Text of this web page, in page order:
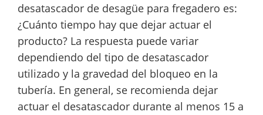
desatascador de desagüe para fregadero es:
¿Cuánto tiempo hay que dejar actuar el
producto? La respuesta puede variar
dependiendo del tipo de desatascador
utilizado y la gravedad del bloqueo en la
tubería. En general, se recomienda dejar
actuar el desatascador durante al menos 15 a